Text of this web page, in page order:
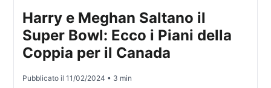
Harry e Meghan Saltano il
Super Bowl: Ecco i Piani della
Coppia per il Canada
Pubblicato il11/02/2024 • 3 min